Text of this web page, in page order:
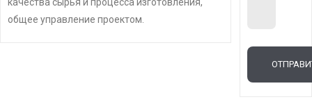
общее управление проектом.